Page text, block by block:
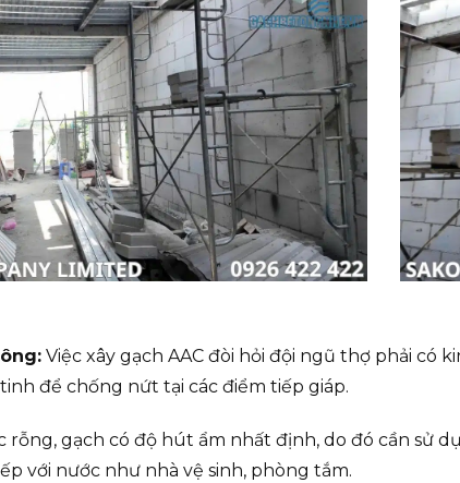
Việc xây gạch AAC đòi hỏi đội ngũ thợ phải có
để chống nứt tại các điểm tiếp giáp.
gạch có độ hút ẩm nhất định, do đó cần sử
với nước như nhà vệ sinh, phòng tắm.